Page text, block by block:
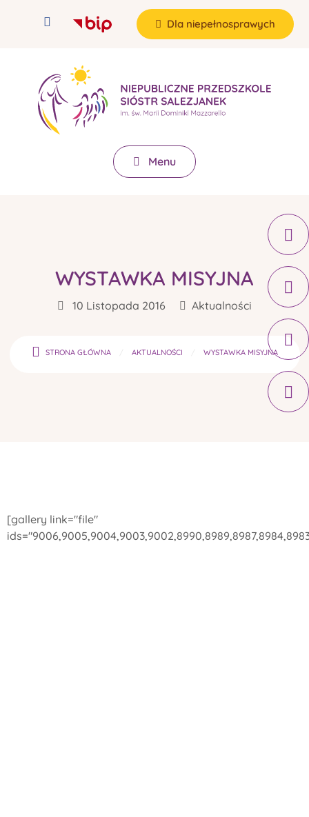
Dla niepełnosprawych
Menu
WYSTAWKA MISYJNA
10 Listopada 2016 Aktualności
STRONA GŁÓWNA AKTUALNOŚCI WYSTAWKA MISYJNA
[gallery link="file"